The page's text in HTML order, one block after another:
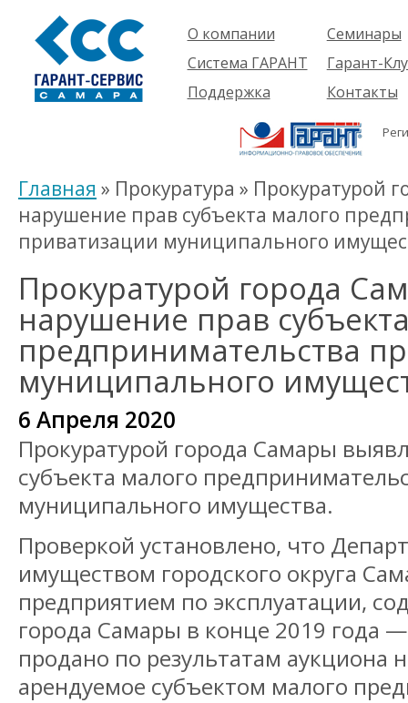
О компании
Компания
Проекты
Партнеры
Вакансии
Реквизиты
Информация
Система ГАРАНТ
О системе
решения
Комплекты
История
Поддержка
Пользователям
Будущим
пользователям
Семинары
Об услуге
семинары
Гарант-
Контакты
Главная » Прокуратура » Прокуратурой
нарушение прав субъекта малого
приватизации муниципального
Прокуратурой города
нарушение прав
предпринимательства
муниципального
6 Апреля 2020
Прокуратурой города Самары
субъекта малого
муниципального имущества.
Проверкой установлено, что
имуществом городского округа
предприятием по эксплуатации,
города Самары в конце 2019 года
продано по результатам
арендуемое субъектом малого